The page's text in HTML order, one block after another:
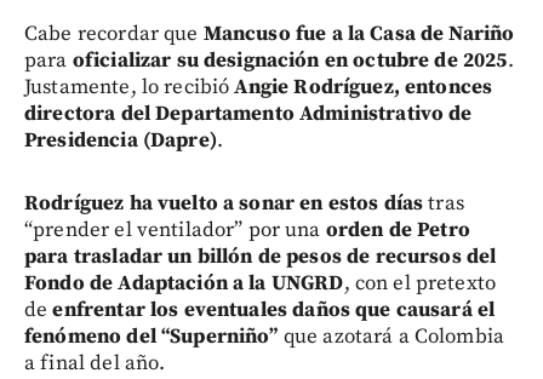
Cabe recordar que Mancuso fue a la Casa de Nariño
para oficializar su designación en octubre de 2025.
Justamente, lo recibióAngie Rodríguez, entonces
directora del Departamento Administrativo de
Presidencia (Dapre).
Rodríguez ha vuelto a sonar en estos díastras
“prender el ventilador” por una orden de Petro
para trasladar un billón de pesos de recursos del
Fondo de Adaptación a la UNGRD, con el pretexto
deenfrentar los eventuales daños que causará el
fenómeno del “Superniño” que azotará a Colombia
a final del año.